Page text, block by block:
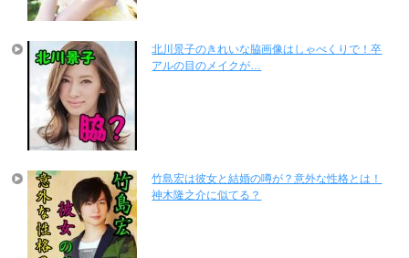
北川景子のきれいな脇画像はしゃべくりで！卒
アルの目のメイクが…
竹島宏は彼女と結婚の噂が？意外な性格とは！
神木隆之介に似てる？